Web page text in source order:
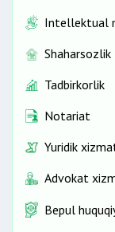
Intellektual
Shaharsozlik
Tadbirkorlik
Notariat
Yuridik
Advokat
Bepul